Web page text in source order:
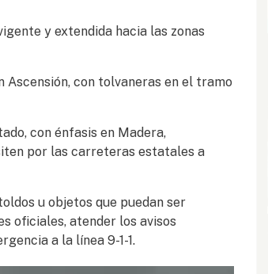
y extendida hacia las zonas
con tolvaneras en el tramo
con énfasis en Madera,
por las carreteras estatales a
u objetos que puedan ser
oficiales, atender los avisos
a la línea 9-1-1.